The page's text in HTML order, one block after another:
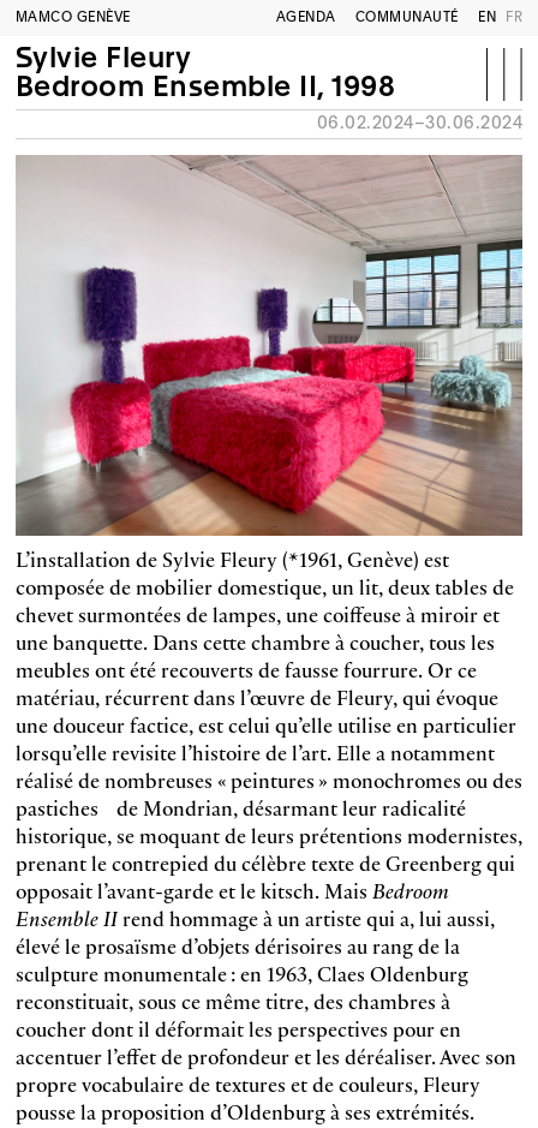
MAMCO GENÈVE AGENDA COMMUNAUTÉ EN FR
Sylvie Fleury
Bedroom Ensemble II, 1998
06.02.2024–30.06.2024
L’installation de Sylvie Fleury (*1961, Genève) est
composée de mobilier domestique, un lit, deux tables de
chevet surmontées de lampes, une coiffeuse à miroir et
une banquette. Dans cette chambre à coucher, tous les
meubles ont été recouverts de fausse fourrure. Or ce
matériau, récurrent dans l’œuvre de Fleury, qui évoque
une douceur factice, est celui qu’elle utilise en particulier
lorsqu’elle revisite l’histoire de l’art. Elle a notamment
réalisé de nombreuses « peintures » monochromes ou des
pastiches de Mondrian, désarmant leur radicalité
historique, se moquant de leurs prétentions modernistes,
prenant le contrepied du célèbre texte de Greenberg qui
opposait l’avant-garde et le kitsch. Mais Bedroom
Ensemble IIrend hommage à un artiste qui a, lui aussi,
élevé le prosaïsme d’objets dérisoires au rang de la
sculpture monumentale : en 1963, Claes Oldenburg
reconstituait, sous ce même titre, des chambres à
coucher dont il déformait les perspectives pour en
accentuer l’effet de profondeur et les déréaliser. Avec son
propre vocabulaire de textures et de couleurs, Fleury
pousse la proposition d’Oldenburg à ses extrémités.